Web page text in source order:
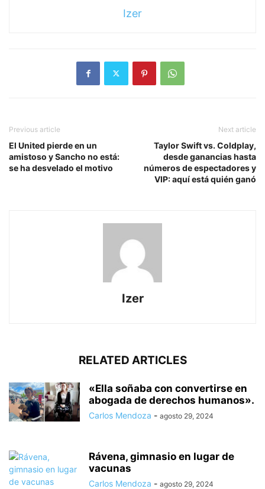
Izer
Previous article
El United pierde en un
amistoso y Sancho no está:
se ha desvelado el motivo
Next article
Taylor Swift vs. Coldplay,
desde ganancias hasta
números de espectadores y
VIP: aquí está quién ganó
Izer
RELATED ARTICLES
«Ella soñaba con convertirse en
abogada de derechos humanos».
Carlos Mendoza - agosto 29, 2024
Rávena, gimnasio en lugar de
vacunas
Carlos Mendoza - agosto 29, 2024